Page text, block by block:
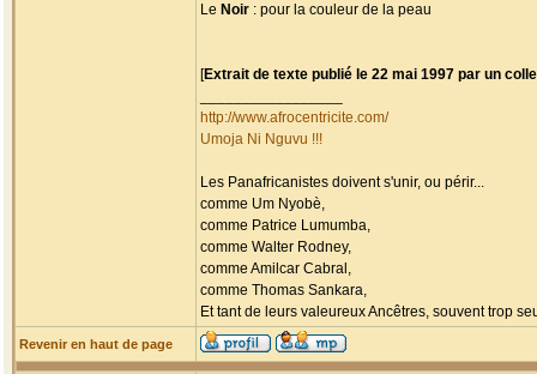
Le Noir : pour la couleur de la peau
[Extrait de texte publié le 22 mai 1997 par un
http://www.afrocentricite.com/
Umoja Ni Nguvu !!!
Les Panafricanistes doivent s'unir, ou périr...
comme Um Nyobè,
comme Patrice Lumumba,
comme Walter Rodney,
comme Amilcar Cabral,
comme Thomas Sankara,
Et tant de leurs valeureux Ancêtres, souvent trop
Revenir en haut de page